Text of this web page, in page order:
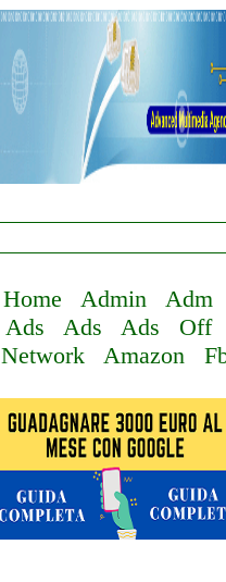
Home Admin
Adm
Ads
Ads Ads
Off
Network
Amazon